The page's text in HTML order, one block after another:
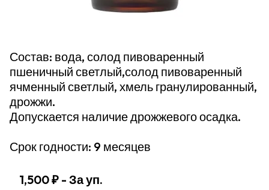
Состав: вода, солод пивоваренный
пшеничный светлый,солод пивоваренный
ячменный светлый, хмель гранулированный,
дрожжи.
Допускается наличие дрожжевого осадка.
Срок годности: 9 месяцев
1,500 ₽ - За уп.